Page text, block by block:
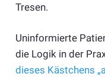
Tresen.
Uninformierte
die Logik in der
dieses Kästchens